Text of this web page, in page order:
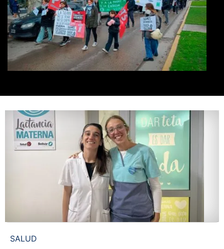
SALUD